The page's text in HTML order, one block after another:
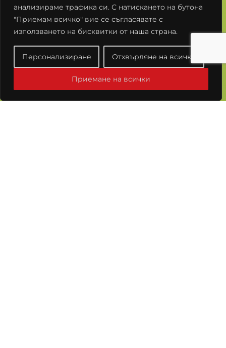
анализираме трафика си. С натискането на бутона
"Приемам всичко" вие се съгласявате с
използването на бисквитки от наша страна.
Персонализиране Отхвърляне на всички
Приемане на всички
Условия за ползване
Политики за Поверителност
Създадено от